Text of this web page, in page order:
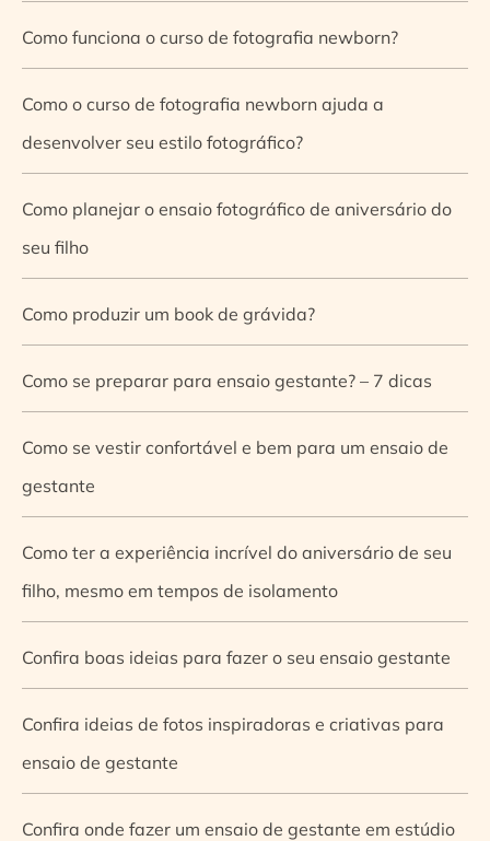
Como funciona o curso de fotografia newborn?
Como o curso de fotografia newborn ajuda a
desenvolver seu estilo fotográfico?
Como planejar o ensaio fotográfico de aniversário do
seu filho
Como produzir um book de grávida?
Como se preparar para ensaio gestante? – 7 dicas
Como se vestir confortável e bem para um ensaio de
gestante
Como ter a experiência incrível do aniversário de seu
filho, mesmo em tempos de isolamento
Confira boas ideias para fazer o seu ensaio gestante
Confira ideias de fotos inspiradoras e criativas para
ensaio de gestante
Confira onde fazer um ensaio de gestante em estúdio